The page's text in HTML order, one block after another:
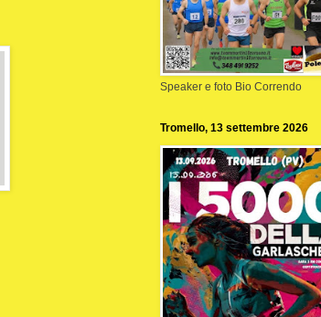
Speaker e foto Bio Correndo
Tromello, 13 settembre 2026